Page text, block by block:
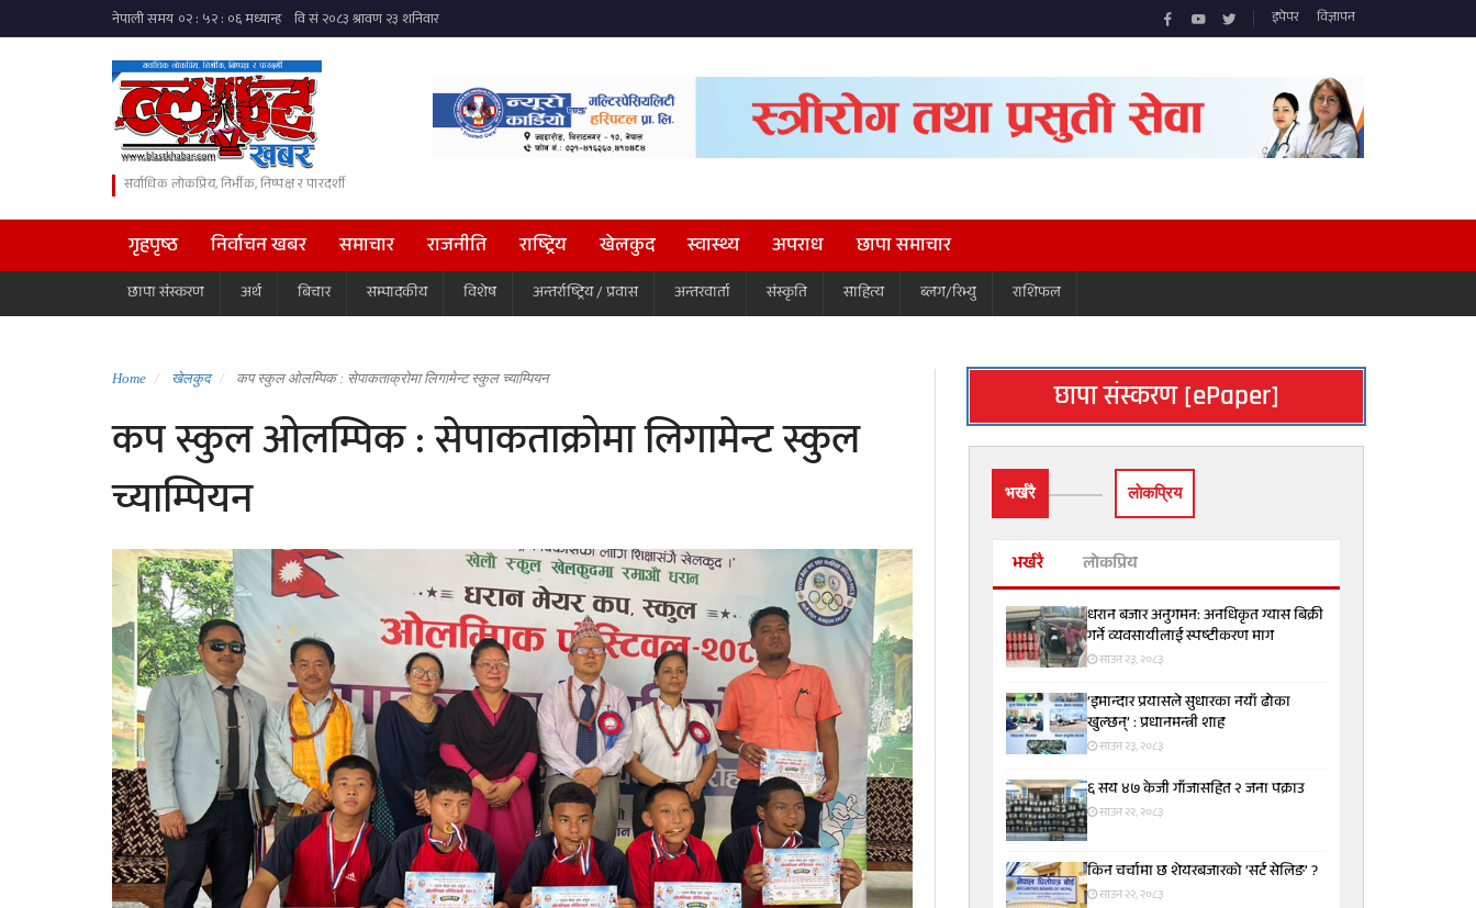
इपेपर विज्ञापन
सर्वाधिक लोकप्रिय, निर्भीक, निष्पक्ष र पारदर्शी
गृहपृष्ठ निर्वाचन खबर समाचार राजनीति राष्ट्रिय खेलकुद स्वास्थ्य अपराध छापा समाचार
छापा संस्करण अर्थ बिचार सम्पादकीय विशेष अन्तर्राष्ट्रिय / प्रवास अन्तरवार्ता संस्कृति साहित्य ब्लग/रिभ्यु राशिफल
Home खेलकुद कप स्कुल ओलम्पिक : सेपाकताक्रोमा लिगामेन्ट स्कुल च्याम्पियन
कप स्कुल ओलम्पिक : सेपाकताक्रोमा लिगामेन्ट स्कुल
च्याम्पियन
छापा संस्करण [ePaper]
भर्खरै लाेकप्रिय
भर्खरै लोकप्रिय
धरान बजार अनुगमन: अनधिकृत ग्यास बिक्री
गर्ने व्यवसायीलाई स्पष्टीकरण माग
साउन २३, २०८३
‘इमान्दार प्रयासले सुधारका नयाँ ढोका
खुल्छन्’ : प्रधानमन्त्री शाह
साउन २३, २०८३
६ सय ४७ केजी गाँजासहित २ जना पक्राउ
साउन २२, २०८३
किन चर्चामा छ शेयरबजारको ‘सर्ट सेलिङ’ ?
साउन २२, २०८३